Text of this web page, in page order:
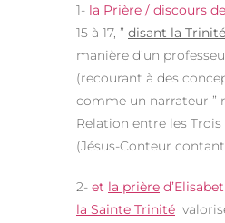
1- la Prière / discours
15 à 17, ” disant la Trinité
manière d’un
(recourant à des
comme un narrateur ”
Relation entre les Trois
(Jésus-Conteur
2- et la prière
la Sainte Trinité